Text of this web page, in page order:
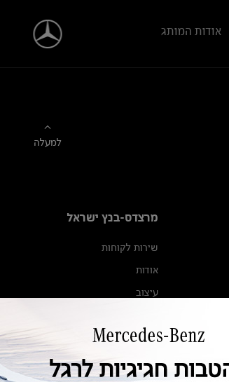
אודות המותג
למעלה
מרצדס-בנץ ישראל
שירות לקוחות
אודות
עיצוב
מגזין מרצדס-בנץ
ספרי רכב מרצדס-בנץ